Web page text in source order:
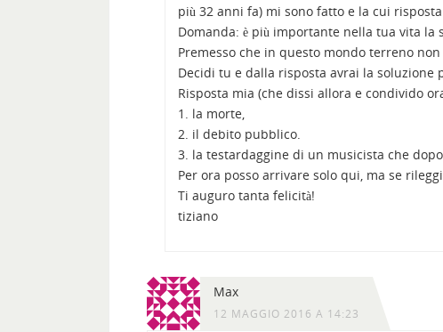
più 32 anni fa) mi sono fatto e la cui
Domanda: è più importante nella tua vita la
Premesso che in questo mondo terreno
Decidi tu e dalla risposta avrai la soluzione
Risposta mia (che dissi allora e condivido
1. la morte,
2. il debito pubblico.
3. la testardaggine di un musicista che
Per ora posso arrivare solo qui, ma se
Ti auguro tanta felicità!
tiziano
Max
12 MAGGIO 2016 A 14:23